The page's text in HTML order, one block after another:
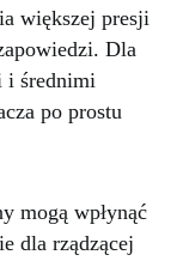
większej presji
Dla
i średnimi
po prostu
mogą wpłynąć
dla rządzącej